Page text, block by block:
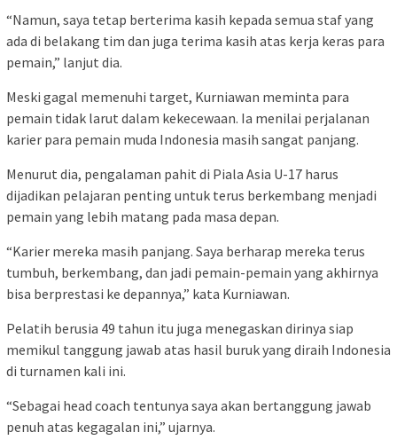
“Namun, saya tetap berterima kasih kepada semua staf yang
ada di belakang tim dan juga terima kasih atas kerja keras para
pemain,” lanjut dia.
Meski gagal memenuhi target, Kurniawan meminta para
pemain tidak larut dalam kekecewaan. Ia menilai perjalanan
karier para pemain muda Indonesia masih sangat panjang.
Menurut dia, pengalaman pahit di Piala Asia U-17 harus
dijadikan pelajaran penting untuk terus berkembang menjadi
pemain yang lebih matang pada masa depan.
“Karier mereka masih panjang. Saya berharap mereka terus
tumbuh, berkembang, dan jadi pemain-pemain yang akhirnya
bisa berprestasi ke depannya,” kata Kurniawan.
Pelatih berusia 49 tahun itu juga menegaskan dirinya siap
memikul tanggung jawab atas hasil buruk yang diraih Indonesia
di turnamen kali ini.
“Sebagai head coach tentunya saya akan bertanggung jawab
penuh atas kegagalan ini,” ujarnya.